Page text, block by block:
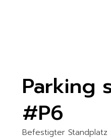
Parking
#P6
Befestigter Standplatz